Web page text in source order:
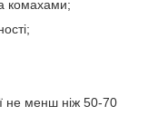
комахами;
не менш ніж 50-70